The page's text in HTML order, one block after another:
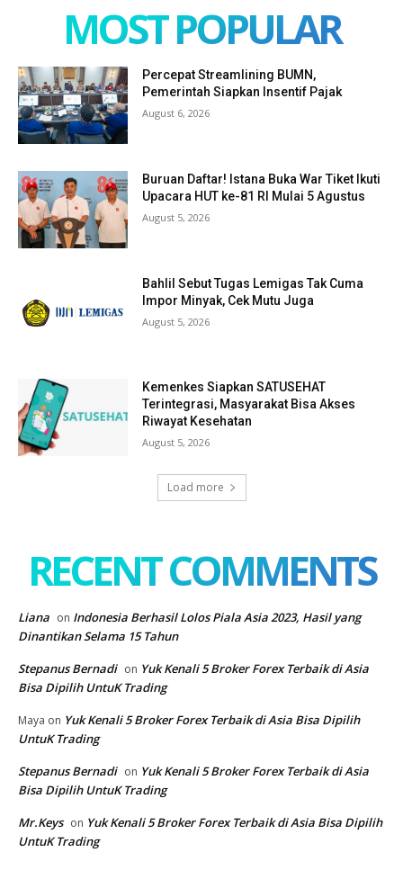
MOST POPULAR
Percepat Streamlining BUMN,
Pemerintah Siapkan Insentif Pajak
August 6, 2026
Buruan Daftar! Istana Buka War Tiket Ikuti
Upacara HUT ke-81 RI Mulai 5 Agustus
August 5, 2026
Bahlil Sebut Tugas Lemigas Tak Cuma
Impor Minyak, Cek Mutu Juga
August 5, 2026
Kemenkes Siapkan SATUSEHAT
Terintegrasi, Masyarakat Bisa Akses
Riwayat Kesehatan
August 5, 2026
Load more
RECENT COMMENTS
Liana on Indonesia Berhasil Lolos Piala Asia 2023, Hasil yang
Dinantikan Selama 15 Tahun
Stepanus Bernadi on Yuk Kenali 5 Broker Forex Terbaik di Asia
Bisa Dipilih UntuK Trading
Maya on Yuk Kenali 5 Broker Forex Terbaik di Asia Bisa Dipilih
UntuK Trading
Stepanus Bernadi on Yuk Kenali 5 Broker Forex Terbaik di Asia
Bisa Dipilih UntuK Trading
Mr.Keys on Yuk Kenali 5 Broker Forex Terbaik di Asia Bisa Dipilih
UntuK Trading